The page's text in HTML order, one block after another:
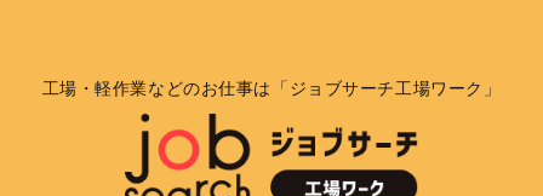
工場・軽作業などのお仕事は「ジョブサーチ工場ワーク」